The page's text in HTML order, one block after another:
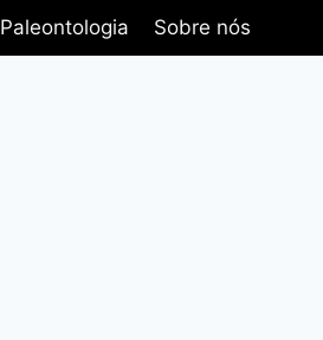
Paleontologia Sobre nós